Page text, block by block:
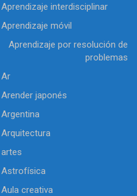
Aprendizaje interdisciplinar
Aprendizaje móvil
Aprendizaje por resolución de
problemas
Ar
Arender japonés
Argentina
Arquitectura
artes
Astrofísica
Aula creativa